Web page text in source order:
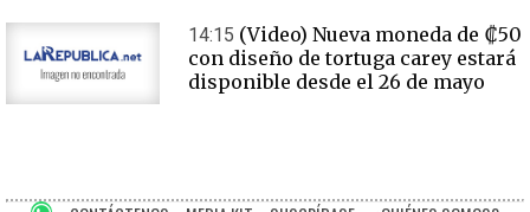
14:15 (Video) Nueva moneda de ₡50
con diseño de tortuga carey estará
disponible desde el 26 de mayo